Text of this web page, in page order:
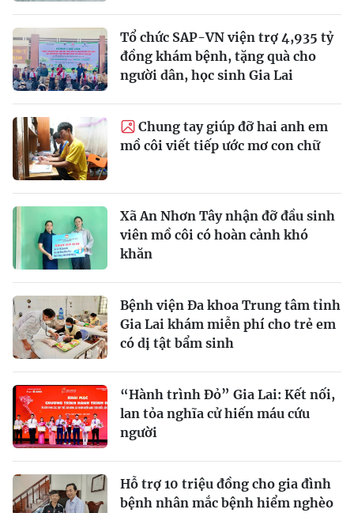
Tổ chức SAP-VN viện trợ 4,935 tỷ
đồng khám bệnh, tặng quà cho
người dân, học sinh Gia Lai
Chung tay giúp đỡ hai anh em
mồ côi viết tiếp ước mơ con chữ
Xã An Nhơn Tây nhận đỡ đầu sinh
viên mồ côi có hoàn cảnh khó
khăn
Bệnh viện Đa khoa Trung tâm tỉnh
Gia Lai khám miễn phí cho trẻ em
có dị tật bẩm sinh
“Hành trình Đỏ” Gia Lai: Kết nối,
lan tỏa nghĩa cử hiến máu cứu
người
Hỗ trợ 10 triệu đồng cho gia đình
bệnh nhân mắc bệnh hiểm nghèo